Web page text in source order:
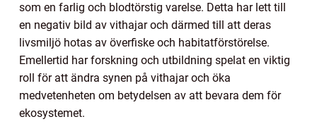
som en farlig och blodtörstig varelse. Detta har lett till
en negativ bild av vithajar och därmed till att deras
livsmiljö hotas av överfiske och habitatförstörelse.
Emellertid har forskning och utbildning spelat en viktig
roll för att ändra synen på vithajar och öka
medvetenheten om betydelsen av att bevara dem för
ekosystemet.